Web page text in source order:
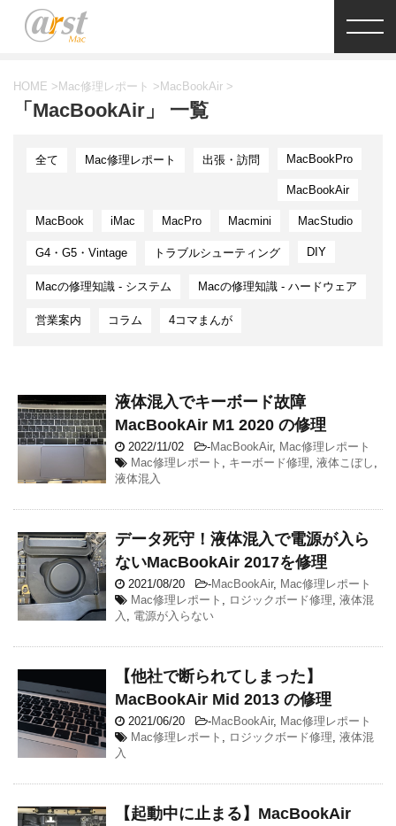
HOME > Mac修理レポート > MacBookAir >
「MacBookAir」 一覧
全て Mac修理レポート 出張・訪問 MacBookPro
MacBookAir
MacBook iMac MacPro Macmini MacStudio
G4・G5・Vintage トラブルシューティング DIY
Macの修理知識 - システム Macの修理知識 - ハードウェア
営業案内 コラム 4コマまんが
液体混入でキーボード故障
MacBookAir M1 2020 ‎の修理
2022/11/02 -MacBookAir, Mac修理レポート
Mac修理レポート , キーボード修理, 液体こぼし ,
液体混入
データ死守！液体混入で電源が入ら
ないMacBookAir 2017を修理
2021/08/20 -MacBookAir, Mac修理レポート
Mac修理レポート , ロジックボード修理, 液体混
入 , 電源が入らない
【他社で断られてしまった】
MacBookAir Mid 2013 の修理
2021/06/20 -MacBookAir, Mac修理レポート
Mac修理レポート , ロジックボード修理, 液体混
入
【起動中に止まる】MacBookAir